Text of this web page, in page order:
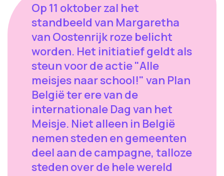
Op 11 oktober zal het
standbeeld van Margaretha
van Oostenrijk roze belicht
worden. Het initiatief geldt als
steun voor de actie "Alle
meisjes naar school!" van Plan
België ter ere van de
internationale Dag van het
Meisje. Niet alleen in België
nemen steden en gemeenten
deel aan de campagne, talloze
steden over de hele wereld